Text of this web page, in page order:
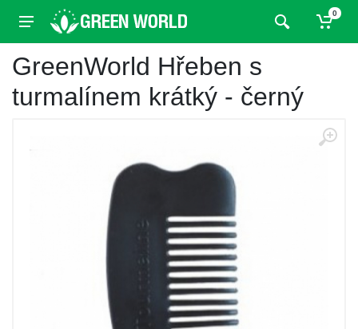
0
GreenWorld Hřeben s
turmalínem krátký - černý